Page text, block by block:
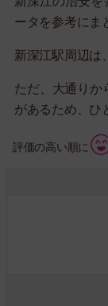
ータを参考にま
新深江駅周辺は
ただ、大通りか
があるため、ひ
評価の高い順に